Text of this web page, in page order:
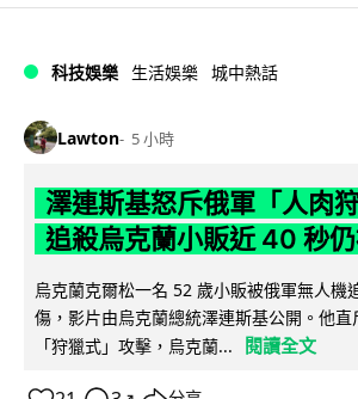
科技娛樂 生活娛樂 城中熱話
Lawton 5 小時
澤連斯基怒斥俄軍「人肉
追殺烏克蘭小販近 40 秒
烏克蘭克爾松一名 52 歲小販被俄軍無人機
傷，影片由烏克蘭總統澤連斯基公開。他
「狩獵式」攻擊，烏克蘭...
閱讀全文